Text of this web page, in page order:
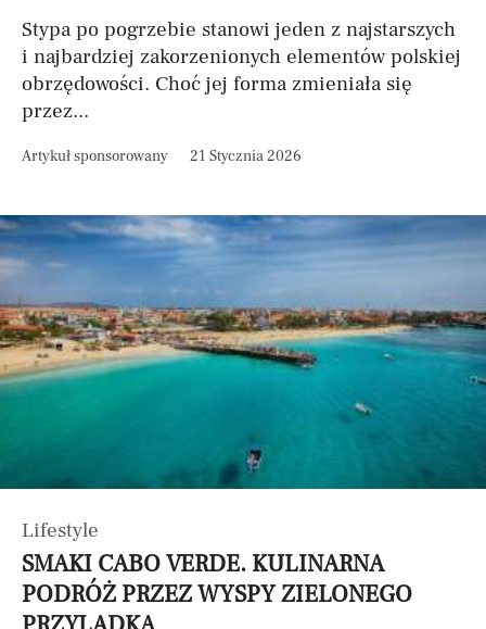
Stypa po pogrzebie stanowi jeden z najstarszych
i najbardziej zakorzenionych elementów polskiej
obrzędowości. Choć jej forma zmieniała się
przez...
Artykuł sponsorowany 21 Stycznia 2026
Lifestyle
SMAKI CABO VERDE. KULINARNA
PODRÓŻ PRZEZ WYSPY ZIELONEGO